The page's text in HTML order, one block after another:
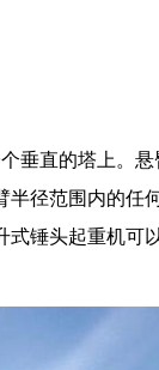
直的塔上。悬
径范围内的任
锤头起重机可